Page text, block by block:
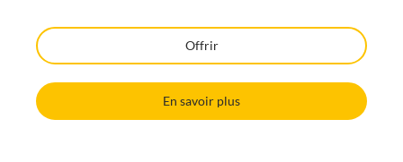
Offrir
En savoir plus